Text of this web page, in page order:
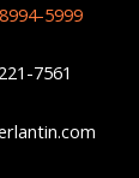
5999
7561